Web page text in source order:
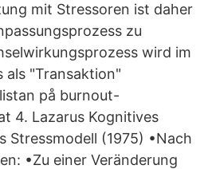
mit Stressoren ist daher
zu
wird im
als "Transaktion"
på burnout-
4. Lazarus Kognitives
Stressmodell (1975) •Nach
•Zu einer Veränderung